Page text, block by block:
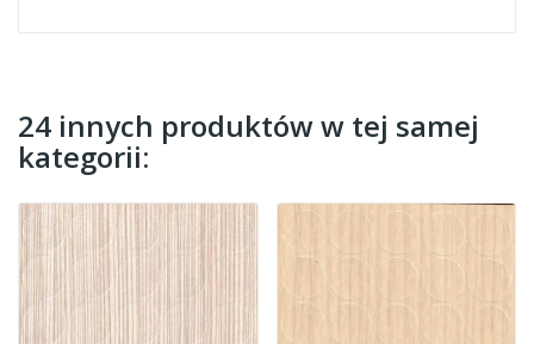
24 innych produktów w tej samej
kategorii: